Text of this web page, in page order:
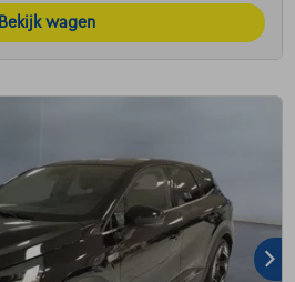
Bekijk wagen